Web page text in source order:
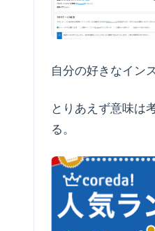
自分の好きなイン
とりあえず意味は
る。